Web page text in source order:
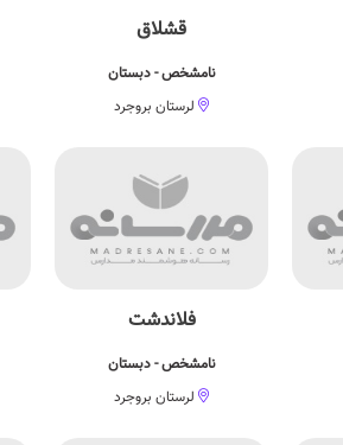
قشلاق
نامشخص - دبستان
لرستان بروجرد
فلاندشت
نامشخص - دبستان
لرستان بروجرد